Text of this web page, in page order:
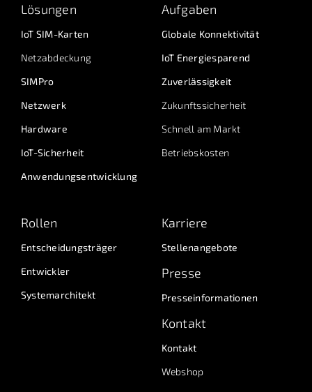
Lösungen
IoT SIM-Karten
Netzabdeckung
SIMPro
Netzwerk
Hardware
IoT-Sicherheit
Anwendungsentwicklung
Aufgaben
Globale Konnektivität
IoT Energiesparend
Zuverlässigkeit
Zukunftssicherheit
Schnell am Markt
Betriebskosten
Rollen
Entscheidungsträger
Entwickler
Systemarchitekt
Karriere
Stellenangebote
Presse
Presseinformationen
Kontakt
Kontakt
Webshop